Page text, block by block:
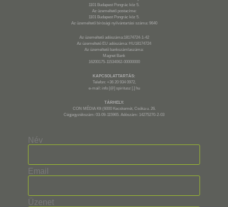
1101 Budapest Pongrác köz 5.
Az üzemeltető postacíme:
1101 Budapest Pongrác köz 5.
Az üzemeltető bírósági nyilvántartási száma: 9640
Az üzemeltető adószáma:18174724-1-42
Az üzemeltető EU adószáma: HU18174724
Az üzemeltető bankszámlaszáma:
Magnet Bank
16200175-11534062-00000000
KAPCSOLATTARTÁS:
Telefon: +36 20 934 0972,
e-mail: info [@] spiritusz [.] hu
TÁRHELY:
CON MÉDIA Kft (6000 Kecskemét, Csóka u. 26.
Cégjegyzékszám: 03-09-115965. Adószám: 14275270-2-03
Név
Email
Üzenet